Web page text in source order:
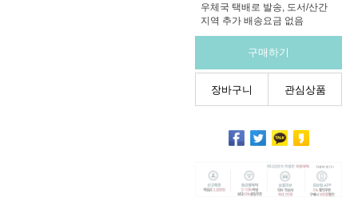
우체국 택배로 발송, 도서/산간
지역 추가 배송요금 없음
구매하기
장바구니 관심상품